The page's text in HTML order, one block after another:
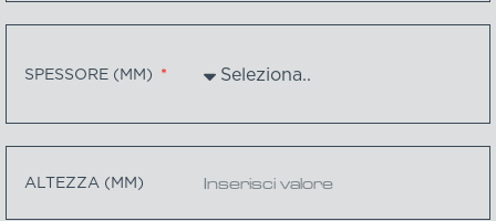
SPESSORE (MM)
ALTEZZA (MM)